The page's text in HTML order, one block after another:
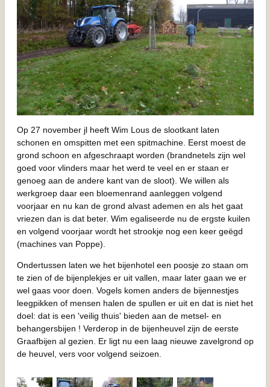
Op 27 november jl heeft Wim Lous de slootkant laten
schonen en omspitten met een spitmachine. Eerst moest de
grond schoon en afgeschraapt worden (brandnetels zijn wel
goed voor vlinders maar het werd te veel en er staan er
genoeg aan de andere kant van de sloot). We willen als
werkgroep daar een bloemenrand aanleggen volgend
voorjaar en nu kan de grond alvast ademen en als het gaat
vriezen dan is dat beter. Wim egaliseerde nu de ergste kuilen
en volgend voorjaar wordt het strookje nog een keer geëgd
(machines van Poppe).
Ondertussen laten we het bijenhotel een poosje zo staan om
te zien of de bijenplekjes er uit vallen, maar later gaan we er
wel gaas voor doen. Vogels komen anders de bijennestjes
leegpikken of mensen halen de spullen er uit en dat is niet het
doel: dat is een 'veilig thuis' bieden aan de metsel- en
behangersbijen ! Verderop in de bijenheuvel zijn de eerste
Graafbijen al gezien. Er ligt nu een laag nieuwe zavelgrond op
de heuvel, vers voor volgend seizoen.